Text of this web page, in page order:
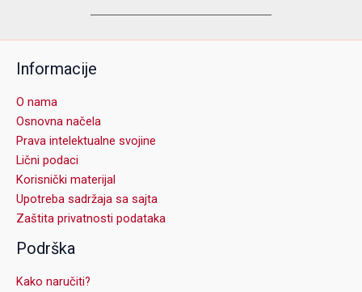
Informacije
O nama
Osnovna načela
Prava intelektualne svojine
Lični podaci
Korisnički materijal
Upotreba sadržaja sa sajta
Zaštita privatnosti podataka
Podrška
Kako naručiti?